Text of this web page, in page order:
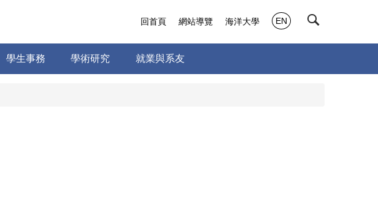
學生事務 學術研究 就業與系友
回首頁 網站導覽 海洋大學 EN